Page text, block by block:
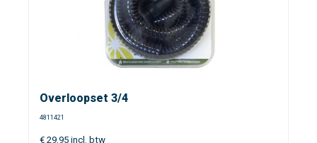
Overloopset 3/4
4811421
€ 29,95 incl. btw